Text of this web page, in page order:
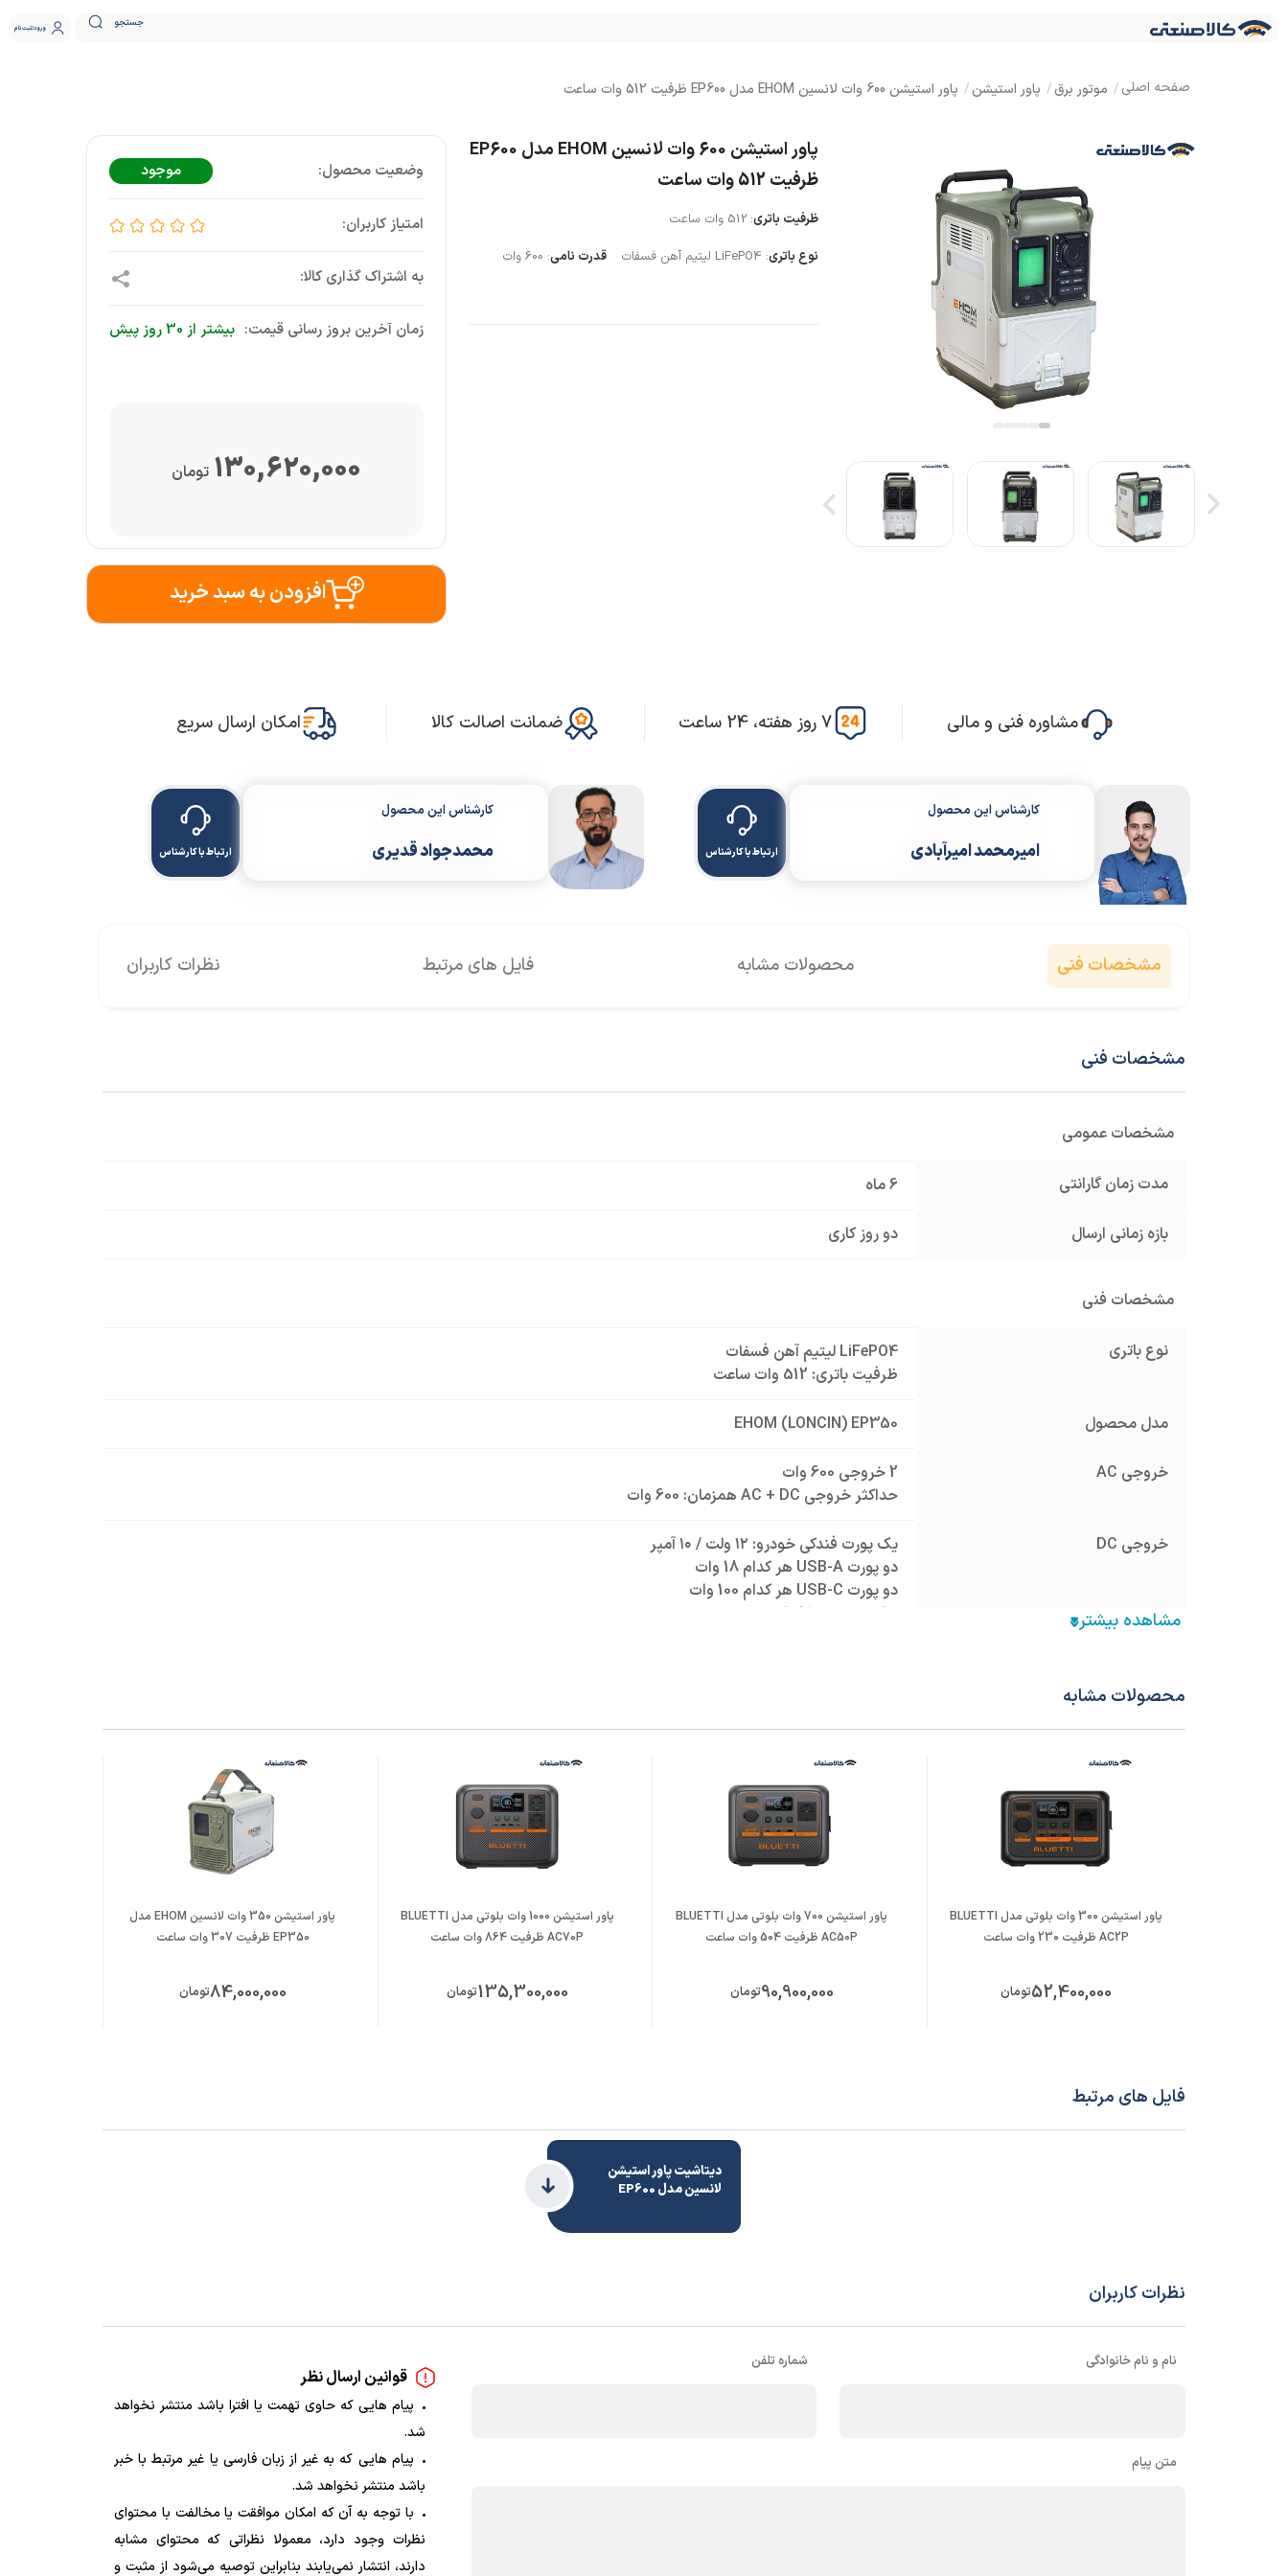
جستجو ورود ثبت نام
موتور برق پاور استیشن پاور استیشن 600 وات لانسین EHOM مدل EP600 ظرفیت 512 وات ساعت
پاور استیشن 600 وات لانسین EHOM مدل EP600
ظرفیت 512 وات ساعت
ظرفیت باتری: 512 وات‌ ساعت
نوع باتری: LiFePO4 لیتیم آهن فسفات قدرت نامی: 600 وات
موجود
زمان آخرین بروز رسانی قیمت: بیشتر از 30 روز پیش
130,620,000 تومان
افزودن به سبد خرید
مشاوره فنی و مالی 7 روز هفته، 24 ساعت ضمانت اصالت کالا امکان ارسال سریع
کارشناس این محصول
امیرمحمد امیرآبادی ارتباط با کارشناس
کارشناس این محصول
محمدجواد قدیری ارتباط با کارشناس
مشخصات فنی محصولات مشابه فایل های مرتبط نظرات کاربران
مشخصات فنی
مشخصات عمومی
مدت زمان گارانتی 6 ماه
بازه زمانی ارسال دو روز کاری
مشخصات فنی
نوع باتری
LiFePO4 لیتیم آهن فسفات
ظرفیت باتری: 512 وات ساعت
مدل محصول EHOM (LONCIN) EP350
خروجی AC
2 خروجی 600 وات
حداکثر خروجی AC + DC همزمان: 600 وات
خروجی DC
یک پورت فندکی خودرو: ۱۲ ولت / ۱۰ آمپر
دو پورت USB-A هر کدام 18 وات
دو پورت USB-C هر کدام 100 وات
شارژ بی سیم 15 وات
وزن محموله (گرم)
سایر مشخصات
ورودی شارژ : برق AC - خورشیدی - فندکی ماشین
محصولات مشابه
پاور استیشن 300 وات بلوتی مدل BLUETTI
AC2P ظرفیت 230 وات ساعت
52,400,000تومان
پاور استیشن 700 وات بلوتی مدل BLUETTI
AC50P ظرفیت 504 وات ساعت
90,900,000تومان
پاور استیشن 1000 وات بلوتی مدل BLUETTI
AC70P ظرفیت 864 وات ساعت
135,300,000تومان
پاور استیشن 350 وات لانسین EHOM مدل
EP350 ظرفیت 307 وات ساعت
84,000,000تومان
فایل های مرتبط
دیتاشیت پاور استیشن
لانسین مدل EP600
نظرات کاربران
قوانین ارسال نظر
پیام هایی که حاوی تهمت یا افترا باشد منتشر نخواهد
شد.
پیام هایی که به غیر از زبان فارسی یا غیر مرتبط با خبر
باشد منتشر نخواهد شد.
با توجه به آن که امکان موافقت یا مخالفت با محتوای
نظرات وجود دارد، معمولا نظراتی که محتوای مشابه
دارند، انتشار نمی‌یابند بنابراین توصیه می‌شود از مثبت و
نام و نام خانوادگی شماره تلفن
متن پیام